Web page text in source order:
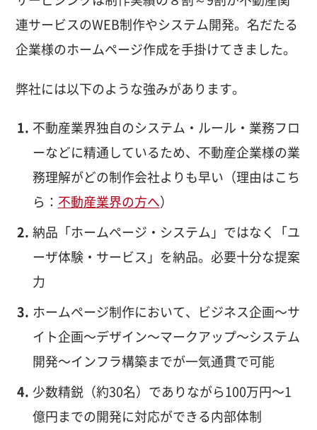
連サービスのWEB制作やシステム開発。名だたる
企業様のホームページ作成を手掛けてきました。
弊社には以下のような強みがあります。
不動産業界独自のシステム・ルール・業務フロ
ーなどに精通しているため、不動産企業様の業
務理解がどの制作会社よりも早い（理由はこち
ら： 不動産業界の方へ）
納品「ホームページ・システム」ではなく「ユ
ーザ体験・サービス」を納品。必要十分な提案
力
ホームページ制作において、ビジネス企画〜サ
イト企画〜デザイン〜マークアップ〜システム
開発〜インフラ構築までが一気通貫で可能
少数精鋭（約30名）でありながら100万円〜1
億円までの開発に対応ができる内部体制